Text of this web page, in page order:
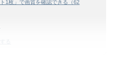
1枚」で画質を確認できる（62